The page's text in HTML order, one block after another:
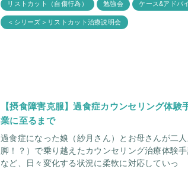
リストカット（自傷行為） 勉強会 ケース&アドバ
＜シリーズ＞リストカット治療説明会
【摂食障害克服】過食症カウンセリング体
業に至るまで
過食症になった娘（紗月さん）とお母さんが二
脚！？）で乗り越えたカウンセリング治療体験手記 最終章。 コロナ
など、日々変化する状況に柔軟に対応していっ